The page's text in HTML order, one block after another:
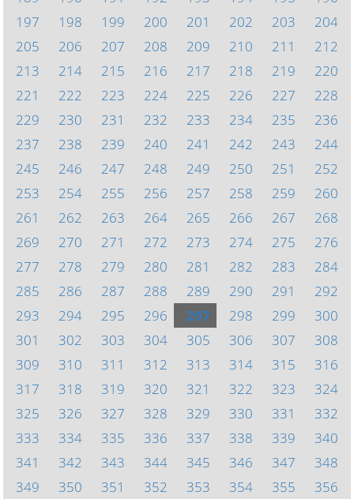
197
198 199 200 201 202 203
204
205
206 207 208 209 210 211
212
213
214 215 216 217 218 219
220
221
222 223 224 225 226 227
228
229
230 231 232 233 234 235
236
237
238 239 240 241 242 243
244
245
246 247 248 249 250 251
252
253
254 255 256 257 258 259
260
261
262 263 264 265 266 267
268
269
270 271 272 273 274 275
276
277
278 279 280 281 282 283
284
285
286 287 288 289 290 291
292
293
294 295 296 297 298 299
300
301
302 303 304 305 306 307
308
309
310 311 312 313 314 315
316
317
318 319 320 321 322 323
324
325
326 327 328 329 330 331
332
333
334 335 336 337 338 339
340
341
342 343 344 345 346 347
348
349
350 351 352 353 354 355 356